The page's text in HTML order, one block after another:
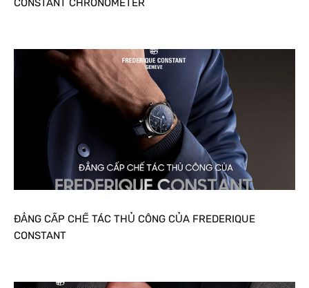
CONSTANT CHRONOMETER
ĐẲNG CẤP CHẾ TÁC THỦ CÔNG CỦA FREDERIQUE
CONSTANT